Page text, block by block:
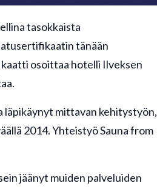
tasokkaista
tänään
osoittaa hotelli Ilveksen
läpikäynyt mittavan kehitystyön,
2014. Yhteistyö Sauna from
jäänyt muiden palveluiden